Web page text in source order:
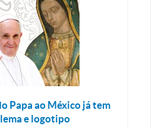
Papa ao México já tem
lema e logotipo